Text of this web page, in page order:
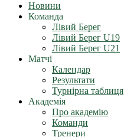
Новини
Команда
Лівий Берег
Лівий Берег U19
Лівий Берег U21
Матчі
Календар
Результати
Турнірна таблиця
Академія
Про академію
Команди
Тренери